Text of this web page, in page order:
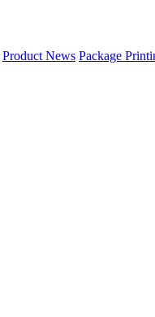
Product News Package